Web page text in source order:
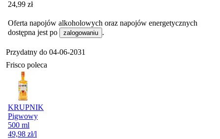
Cena
24,99 zł
Oferta napojów alkoholowych oraz napojów energetycznych
dostępna jest po
zalogowaniu .
Przydatny do 04-06-2031
Frisco poleca
KRUPNIK
Pigwowy
500 ml
49,98 zł/l